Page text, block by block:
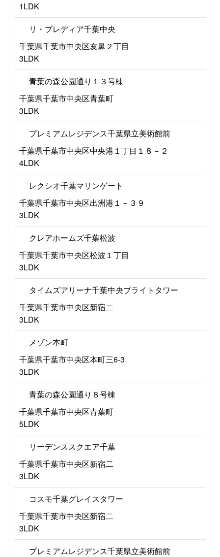
1LDK
リ・プレディア千葉中央
千葉県千葉市中央区亥鼻２丁目
3LDK
青葉の森公園通り１３号棟
千葉県千葉市中央区青葉町
3LDK
プレミアムレジデンス千葉県立美術館前
千葉県千葉市中央区中央港１丁目１８－２
4LDK
レクシオ千葉マリンゲート
千葉県千葉市中央区出洲港１－３９
3LDK
クレアホームズ千葉松波
千葉県千葉市中央区松波１丁目
3LDK
タイムズアリーナ千葉中央ブライトタワー
千葉県千葉市中央区新宿二
3LDK
メゾン本町
千葉県千葉市中央区本町三6-3
3LDK
青葉の森公園通り８号棟
千葉県千葉市中央区青葉町
5LDK
リーデンススクエア千葉
千葉県千葉市中央区新宿二
3LDK
コスモ千葉グレイスタワー
千葉県千葉市中央区新宿二
3LDK
プレミアムレジデンス千葉県立美術館前